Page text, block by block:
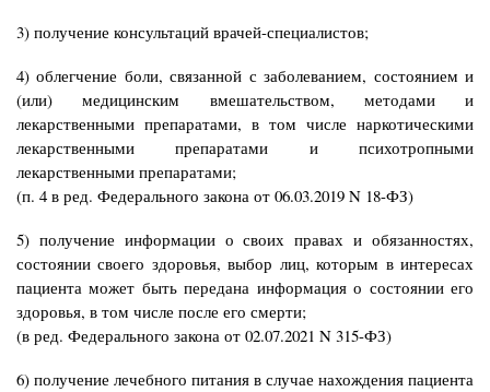
3) получение консультаций врачей-специалистов;
4) облегчение боли, связанной с заболеванием, состоянием и
(или) медицинским вмешательством, методами и
лекарственными препаратами, в том числе наркотическими
лекарственными препаратами и психотропными
лекарственными препаратами;
(п. 4 в ред. Федерального закона от 06.03.2019 N 18-ФЗ)
5) получение информации о своих правах и обязанностях,
состоянии своего здоровья, выбор лиц, которым в интересах
пациента может быть передана информация о состоянии его
здоровья, в том числе после его смерти;
(в ред. Федерального закона от 02.07.2021 N 315-ФЗ)
6) получение лечебного питания в случае нахождения пациента